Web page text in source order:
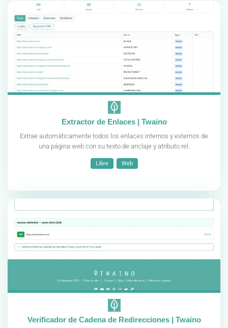
Extractor de Enlaces | Twaino
Extrae automáticamente todos los enlaces internos y externos de
una página web con su texto de anclaje y atributo rel.
Libre Web
Verificador de Cadena de Redirecciones | Twaino